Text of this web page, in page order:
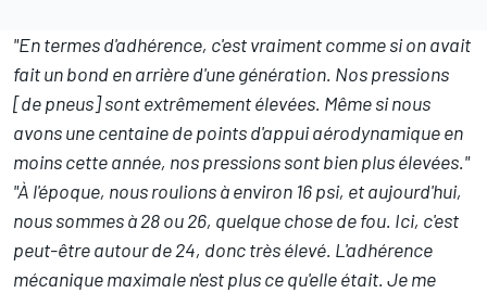
"En termes d'adhérence, c'est vraiment comme si on avait
fait un bond en arrière d'une génération. Nos pressions
[de pneus] sont extrêmement élevées. Même si nous
avons une centaine de points d'appui aérodynamique en
moins cette année, nos pressions sont bien plus élevées."
"À l'époque, nous roulions à environ 16 psi, et aujourd'hui,
nous sommes à 28 ou 26, quelque chose de fou. Ici, c'est
peut-être autour de 24, donc très élevé. L'adhérence
mécanique maximale n'est plus ce qu'elle était. Je me